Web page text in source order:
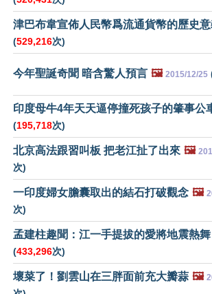
津巴布韋宣佈人民幣爲流通貨幣的歷史
(529,216次)
今年聖誕奇聞 暗含驚人預言 🖼️ 2015/12/25
印度母牛4年天天逼停撞死孩子的肇事公
(195,718次)
北京高法跟習叫板 把老江扯了出來 🖼️
次)
一印度婦女膽囊取出的結石打破觀念 🖼️
次)
孟建柱趣聞：江一手提拔的愛將地震熱舞
(433,296次)
壞菜了！劉雲山在三胖面前充大瓣蒜 🖼️